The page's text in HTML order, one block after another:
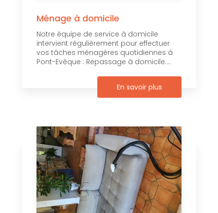
Ménage à domicile
Notre équipe de service à domicile
intervient régulièrement pour effectuer
vos tâches ménagères quotidiennes à
Pont-Evêque : Repassage à domicile....
En savoir plus